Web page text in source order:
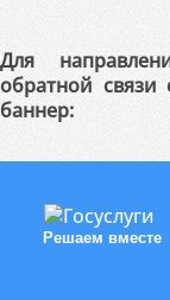
Для
обратной
баннер:
Решаем вместе